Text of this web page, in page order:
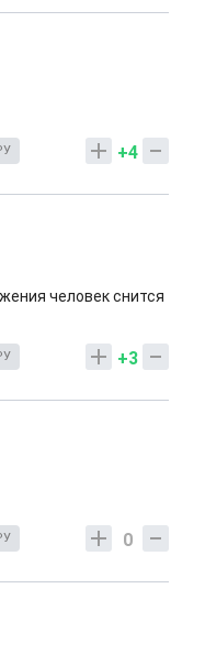
+4
человек снится
+3
0